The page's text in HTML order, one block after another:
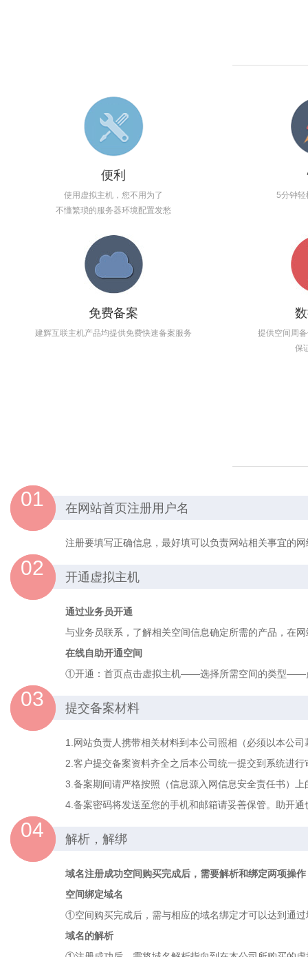
便利
使用虚拟主机，您不用为了
不懂繁琐的服务器环境配置发愁
5分钟轻
免费备案
建辉互联主机产品均提供免费快速备案服务
提供空间周
保
01 在网站首页注册用户名
注册要填写正确信息，最好填可以负责网站相关事宜的
02 开通虚拟主机
通过业务员开通
与业务员联系，了解相关空间信息确定所需的产品，在
在线自助开通空间
①开通：首页点击虚拟主机——选择所需空间的类型——
03 提交备案材料
1.网站负责人携带相关材料到本公司照相（必须以本公
2.客户提交备案资料齐全之后本公司统一提交到系统进
3.备案期间请严格按照（信息源入网信息安全责任书）上
4.备案密码将发送至您的手机和邮箱请妥善保管。助开通
04 解析，解绑
域名注册成功空间购买完成后，需要解析和绑定两项操
空间绑定域名
①空间购买完成后，需与相应的域名绑定才可以达到通
域名的解析